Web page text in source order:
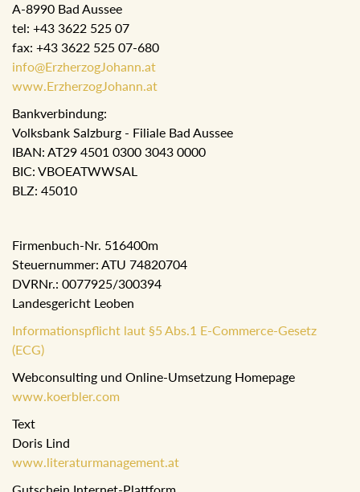
A-8990 Bad Aussee
tel: +43 3622 525 07
fax: +43 3622 525 07-680
info@ErzherzogJohann.at
www.ErzherzogJohann.at
Bankverbindung:
Volksbank Salzburg - Filiale Bad Aussee
IBAN: AT29 4501 0300 3043 0000
BIC: VBOEATWWSAL
BLZ: 45010
Firmenbuch-Nr. 516400m
Steuernummer: ATU 74820704
DVRNr.: 0077925/300394
Landesgericht Leoben
Informationspflicht laut §5 Abs.1 E-Commerce-Gesetz
(ECG)
Webconsulting und Online-Umsetzung Homepage
www.koerbler.com
Text
Doris Lind
www.literaturmanagement.at